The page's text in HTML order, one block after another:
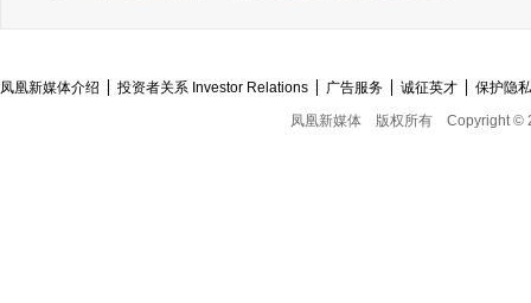
凤凰新媒体介绍 投资者关系 Investor Relations 广告服务 诚征英才
保护隐
凤凰新媒体
版权所有 Copyright ©